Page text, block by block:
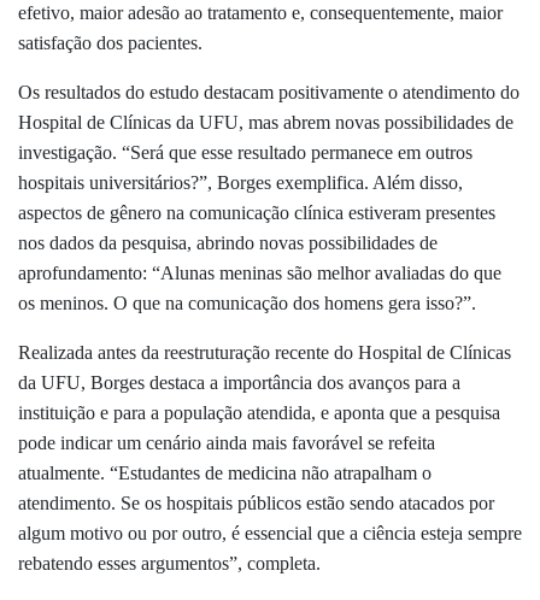
efetivo, maior adesão ao tratamento e, consequentemente, maior
satisfação dos pacientes.
Os resultados do estudo destacam positivamente o atendimento do
Hospital de Clínicas da UFU, mas abrem novas possibilidades de
investigação. “Será que esse resultado permanece em outros
hospitais universitários?”, Borges exemplifica. Além disso,
aspectos de gênero na comunicação clínica estiveram presentes
nos dados da pesquisa, abrindo novas possibilidades de
aprofundamento: “Alunas meninas são melhor avaliadas do que
os meninos. O que na comunicação dos homens gera isso?”.
Realizada antes da reestruturação recente do Hospital de Clínicas
da UFU, Borges destaca a importância dos avanços para a
instituição e para a população atendida, e aponta que a pesquisa
pode indicar um cenário ainda mais favorável se refeita
atualmente. “Estudantes de medicina não atrapalham o
atendimento. Se os hospitais públicos estão sendo atacados por
algum motivo ou por outro, é essencial que a ciência esteja sempre
rebatendo esses argumentos”, completa.